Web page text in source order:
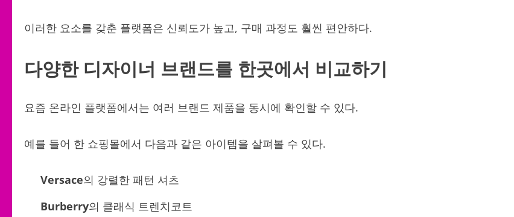
이러한 요소를 갖춘 플랫폼은 신뢰도가 높고, 구매 과정도 훨씬 편안하다.
다양한 디자이너 브랜드를 한곳에서 비교하기
요즘 온라인 플랫폼에서는 여러 브랜드 제품을 동시에 확인할 수 있다.
예를 들어 한 쇼핑몰에서 다음과 같은 아이템을 살펴볼 수 있다.
Versace의 강렬한 패턴 셔츠
Burberry의 클래식 트렌치코트